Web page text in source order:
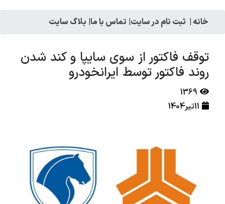
خانه | ثبت نام در سایت| تماس با ما| بلاگ سایت
توقف فاکتور از سوی سایپا و کند شدن
روند فاکتور توسط ایرانخودرو
1369
11تیر1404